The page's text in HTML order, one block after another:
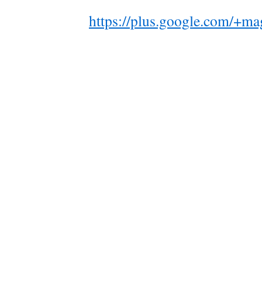
https://plus.google.com/